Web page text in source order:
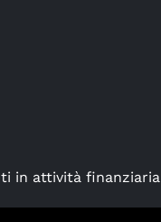
in attività finanziaria